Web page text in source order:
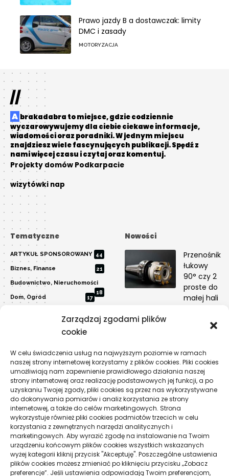
Zarządzaj zgodami plików
cookie
W celu świadczenia usług na najwyższym poziomie w ramach
naszej strony internetowej korzystamy z plików cookies. Pliki cookies
umożliwiają nam zapewnienie prawidłowego działania naszej
strony internetowej oraz realizację podstawowych jej funkcji, a po
uzyskaniu Twojej zgody, pliki cookies są przez nas wykorzystywane
do dokonywania pomiarów i analiz korzystania ze strony
internetowej, a także do celów marketingowych. Strona
wykorzystuje również pliki cookies podmiotów trzecich w celu
korzystania z zewnętrznych narzędzi analitycznych i
marketingowych. Aby wyrazić zgodę na instalowanie na Twoim
urządzeniu końcowym plików cookies wszystkich wskazanych
wyżej kategorii kliknij przycisk "Akceptuję". Poszczególne ustawienia
plików cookies możesz zmieniać po kliknięciu przycisku „Zobacz
preferencje”. Jeśli ustawienia odpowiadają Twoim preferencjom,
Prawo jazdy B a dostawczak: limity
DMC i zasady
MOTORYZACJA
//
Abrakadabra to miejsce, gdzie codziennie
wyczarowywujemy dla ciebie ciekawe informacje,
wiadomości oraz poradniki. W jednym miejscu
znajdziesz wiele fascynujących publikacji. Spędź z
nami więcej czasu i czytaj oraz komentuj.
Projekty domów Podkarpacie
wizytówki nap
Tematyczne
ARTYKUŁ SPONSOROWANY 44
Biznes, Finanse 21
Budownictwo, Nieruchomości
18
Dom, Ogród 17
Motoryzacja 6
Przemysł 1
Sport, Turystyka 7
Technologie 19
Usługi 15
Zdrowie 11
Nowości
Przenośnik
łukowy
90° czy 2
proste do
małej hali
Dlaczego
kosztuje
przyczyny
TECHNOLOGIE
Pogoda